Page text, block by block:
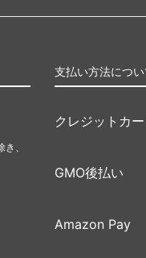
、
支払い方法につい
クレジットカー
GMO後払い
Amazon Pay